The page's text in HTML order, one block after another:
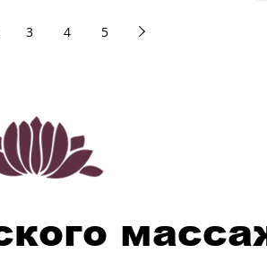
3 4 5